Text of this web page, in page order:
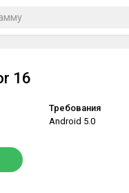
16
Требования
Android 5.0